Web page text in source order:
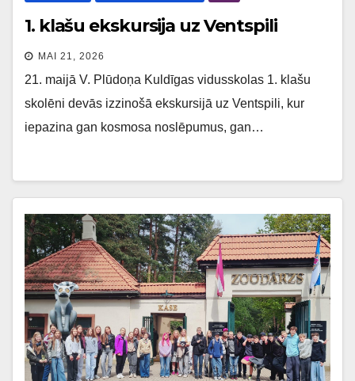
1. klašu ekskursija uz Ventspili
MAI 21, 2026
21. maijā V. Plūdoņa Kuldīgas vidusskolas 1. klašu
skolēni devās izzinošā ekskursijā uz Ventspili, kur
iepazina gan kosmosa noslēpumus, gan…